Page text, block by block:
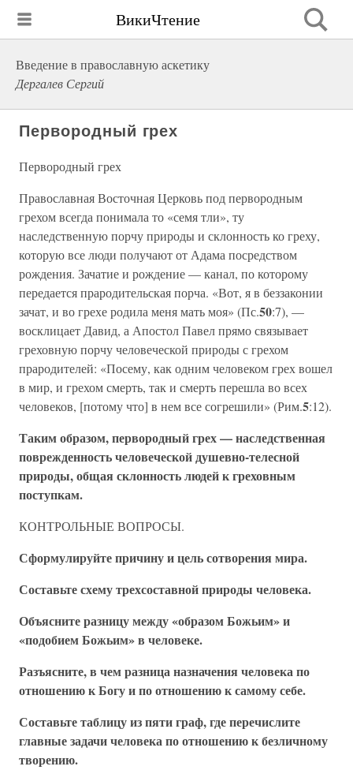
ВикиЧтение
Введение в православную аскетику
Дергалев Сергий
Первородный грех
Первородный грех
Православная Восточная Церковь под первородным
грехом всегда понимала то «семя тли», ту
наследственную порчу природы и склонность ко греху,
которую все люди получают от Адама посредством
рождения. Зачатие и рождение — канал, по которому
передается прародительская порча. «Вот, я в беззаконии
зачат, и во грехе родила меня мать моя» (Пс.50:7), —
восклицает Давид, а Апостол Павел прямо связывает
греховную порчу человеческой природы с грехом
прародителей: «Посему, как одним человеком грех вошел
в мир, и грехом смерть, так и смерть перешла во всех
человеков, [потому что] в нем все согрешили» (Рим.5:12).
Таким образом, первородный грех — наследственная
поврежденность человеческой душевно-телесной
природы, общая склонность людей к греховным
поступкам.
КОНТРОЛЬНЫЕ ВОПРОСЫ.
Сформулируйте причину и цель сотворения мира.
Составьте схему трехсоставной природы человека.
Объясните разницу между «образом Божьим» и
«подобием Божьим» в человеке.
Разъясните, в чем разница назначения человека по
отношению к Богу и по отношению к самому себе.
Составьте таблицу из пяти граф, где перечислите
главные задачи человека по отношению к безличному
творению.